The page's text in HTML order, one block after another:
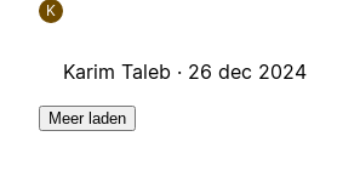
K
Karim Taleb · 26 dec 2024
Meer laden